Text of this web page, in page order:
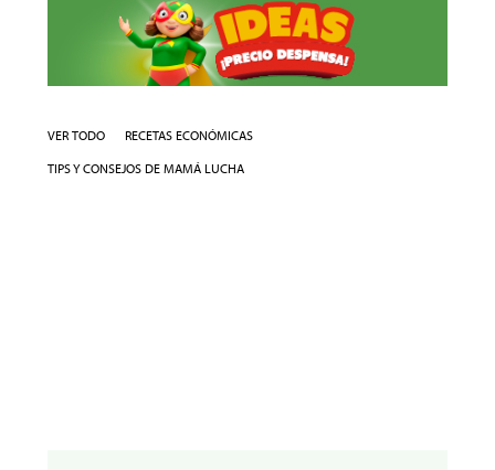
VER TODO
RECETAS ECONÓMICAS
TIPS Y CONSEJOS DE MAMÁ LUCHA